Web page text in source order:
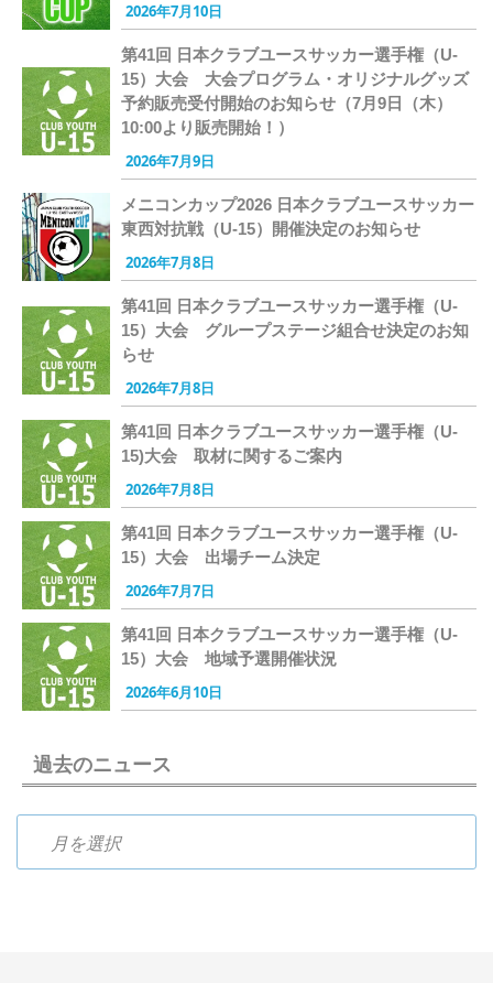
2026年7月10日
第41回 日本クラブユースサッカー選手権（U-
15）大会 大会プログラム・オリジナルグッズ
予約販売受付開始のお知らせ（7月9日（木）
10:00より販売開始！）
2026年7月9日
メニコンカップ2026 日本クラブユースサッカー
東西対抗戦（U-15）開催決定のお知らせ
2026年7月8日
第41回 日本クラブユースサッカー選手権（U-
15）大会 グループステージ組合せ決定のお知
らせ
2026年7月8日
第41回 日本クラブユースサッカー選手権（U-
15)大会 取材に関するご案内
2026年7月8日
第41回 日本クラブユースサッカー選手権（U-
15）大会 出場チーム決定
2026年7月7日
第41回 日本クラブユースサッカー選手権（U-
15）大会 地域予選開催状況
2026年6月10日
過去のニュース